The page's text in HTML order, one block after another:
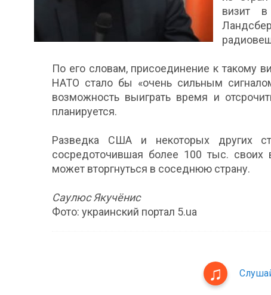
визит
По его словам, присоединение к такому
НАТО стало бы «очень сильным
возможность выиграть время и
планируется.
Разведка США и некоторых других
сосредоточившая более 100 тыс.
может вторгнуться в соседнюю страну.
Саулюс Якучёнис
Фото: украинский портал 5.ua